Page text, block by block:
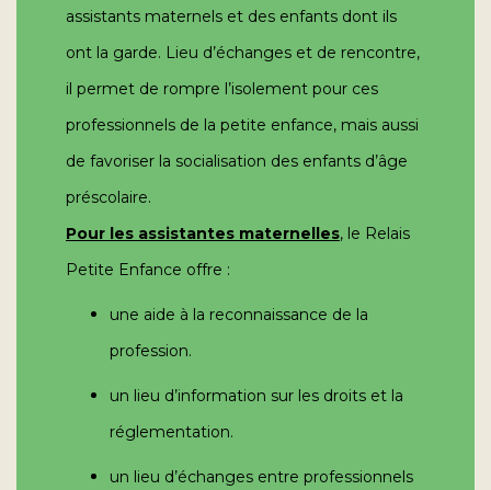
assistants maternels et des enfants dont ils
ont la garde. Lieu d’échanges et de rencontre,
il permet de rompre l’isolement pour ces
professionnels de la petite enfance, mais aussi
de favoriser la socialisation des enfants d’âge
préscolaire.
Pour les assistantes maternelles, le Relais
Petite Enfance offre :
une aide à la reconnaissance de la
profession.
un lieu d’information sur les droits et la
réglementation.
un lieu d’échanges entre professionnels